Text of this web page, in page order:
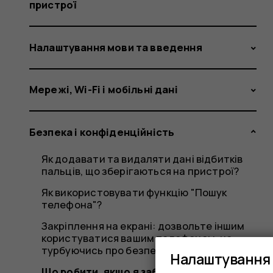
пристрої
Налаштування мови та введення
Мережі, Wi-Fi і мобільні дані
Безпека і конфіденційність
Як додавати та видаляти дані відбитків
пальців, що зберігаються на пристрої?
Як використовувати функцію "Пошук
телефона"?
Закріплення на екрані: дозвольте іншим
користуватися вашим телефоном, не
турбуючись про безпеку